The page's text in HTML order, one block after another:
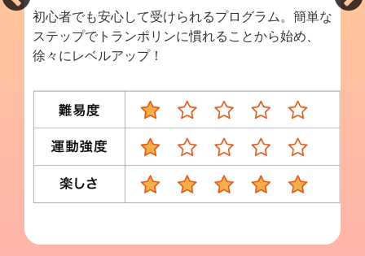
初心者でも安心して受けられるプログラム。簡単な
ステップでトランポリンに慣れることから始め、
徐々にレベルアップ！